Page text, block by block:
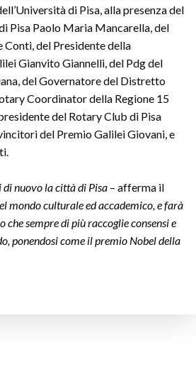
di Pisa, alla presenza del
Pisa Paolo Maria Mancarella, del
Conti, del Presidente della
Gianvito Giannelli, del Pdg del
del Governatore del Distretto
Coordinator della Regione 15
del Rotary Club di Pisa
del Premio Galilei Giovani, e
di nuovo la città di Pisa – afferma il
mondo culturale ed accademico, e farà
che sempre di più raccoglie consensi e
ponendosi come il premio Nobel della